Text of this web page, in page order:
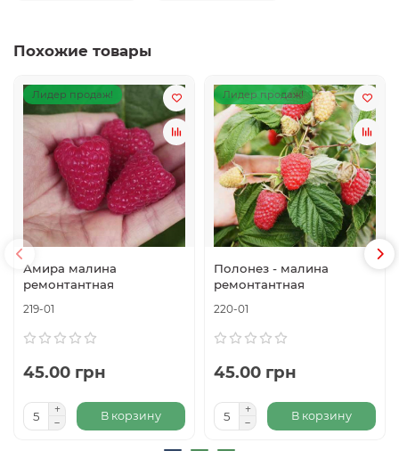
Похожие товары
Лидер продаж!
Амира малина
ремонтантная
219-01
45.00 грн
В корзину
Лидер продаж!
Полонез - малина
ремонтантная
220-01
45.00 грн
В корзину